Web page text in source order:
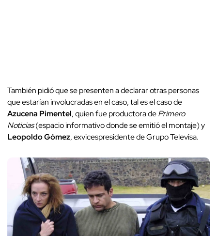
También pidió que se presenten a declarar otras personas
que estarían involucradas en el caso, tal es el caso de
Azucena Pimentel, quien fue productora dePrimero
Noticias(espacio informativo donde se emitió el montaje) y
Leopoldo Gómez, exvicespresidente de Grupo Televisa.